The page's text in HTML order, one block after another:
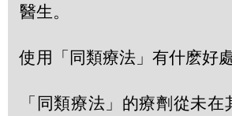
醫生。
使用「同類療法」有什麽好
「同類療法」的療劑從未